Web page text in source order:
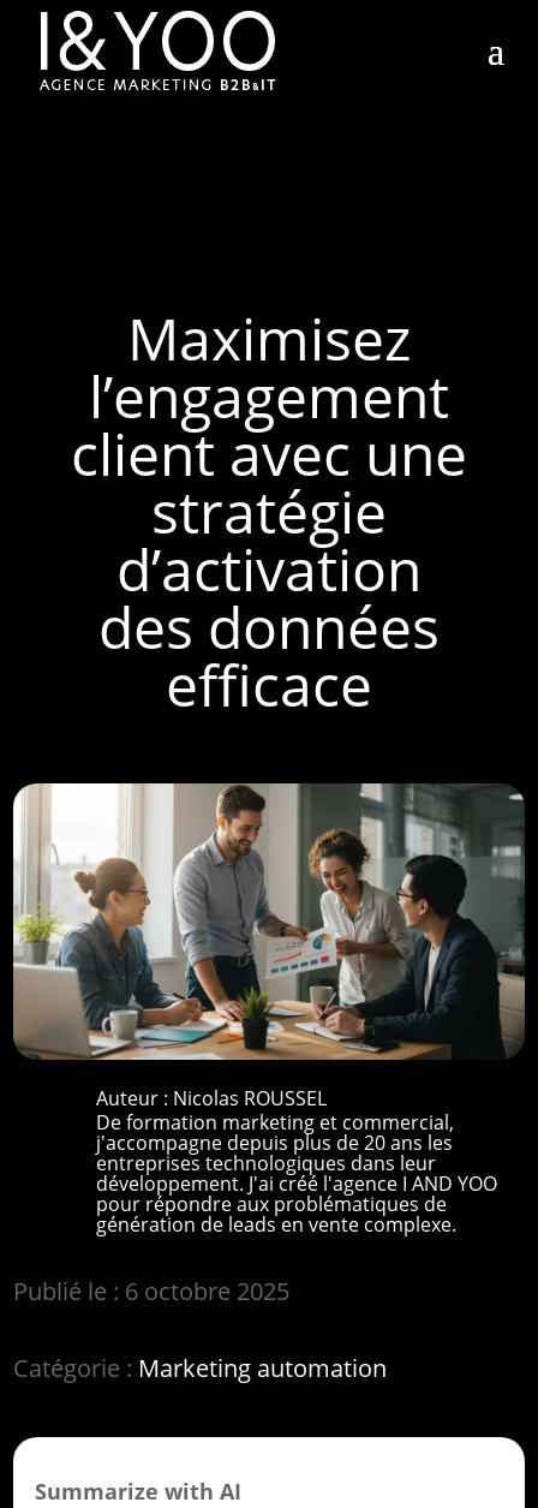
Maximisez
l’engagement
client avec une
stratégie
d’activation
des données
efficace
Auteur : Nicolas ROUSSEL
De formation marketing et commercial,
j'accompagne depuis plus de 20 ans les
entreprises technologiques dans leur
développement. J'ai créé l'agence I AND YOO
pour répondre aux problématiques de
génération de leads en vente complexe.
Publié le : 6 octobre 2025
Catégorie : Marketing automation
Summarize with AI